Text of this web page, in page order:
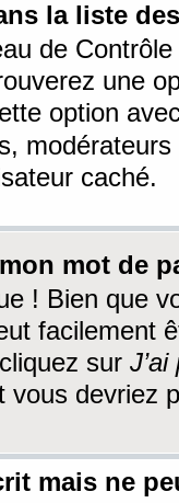
la liste
de
une
option
caché.
mot de
! Bien que
facilement
sur
vous devriez
mais ne